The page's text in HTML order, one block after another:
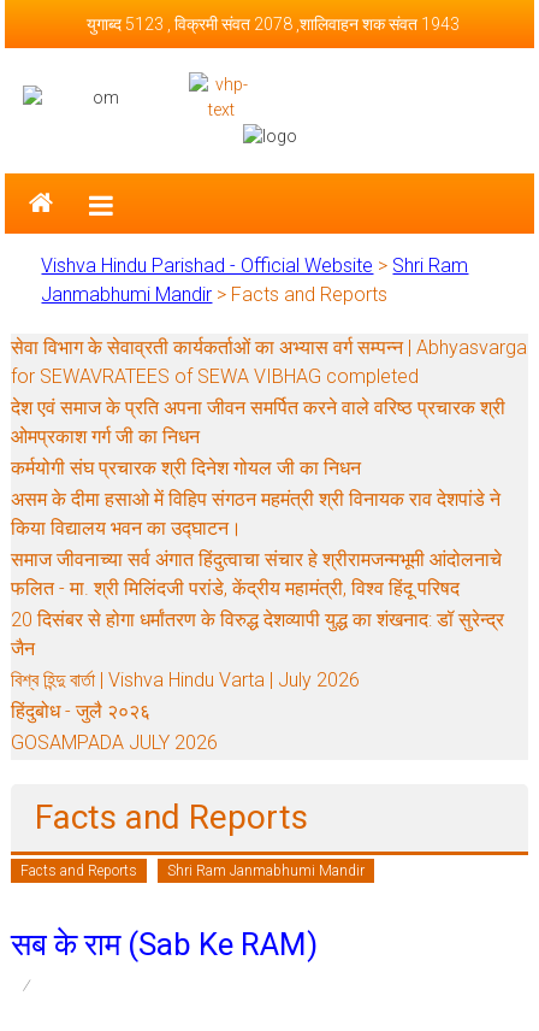
युगाब्द 5123 , विक्रमी संवत 2078 ,शालिवाहन शक संवत 1943
Vishva Hindu Parishad – Official
Website
Vishva Hindu Parishad - Official Website > Shri Ram
Janmabhumi Mandir > Facts and Reports
सेवा विभाग के सेवाव्रती कार्यकर्ताओं का अभ्यास वर्ग सम्पन्न | Abhyasvarga
for SEWAVRATEES of SEWA VIBHAG completed
देश एवं समाज के प्रति अपना जीवन समर्पित करने वाले वरिष्ठ प्रचारक श्री
ओमप्रकाश गर्ग जी का निधन
कर्मयोगी संघ प्रचारक श्री दिनेश गोयल जी का निधन
असम के दीमा हसाओ में विहिप संगठन महमंत्री श्री विनायक राव देशपांडे ने
किया विद्यालय भवन का उद्घाटन।
समाज जीवनाच्या सर्व अंगात हिंदुत्वाचा संचार हे श्रीरामजन्मभूमी आंदोलनाचे
फलित - मा. श्री मिलिंदजी परांडे, केंद्रीय महामंत्री, विश्व हिंदू परिषद
20 दिसंबर से होगा धर्मांतरण के विरुद्ध देशव्यापी युद्ध का शंखनाद: डॉ सुरेन्द्र
जैन
বিশ্ব হিন্দু বার্তা | Vishva Hindu Varta | July 2026
हिंदुबोध - जुलै २०२६
GOSAMPADA JULY 2026
Facts and Reports
Facts and Reports Shri Ram Janmabhumi Mandir
सब के राम (Sab Ke RAM)